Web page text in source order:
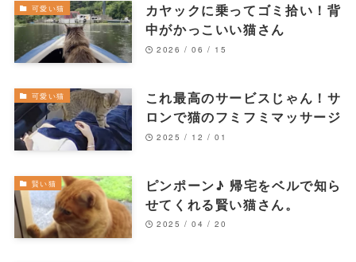
可愛い猫
カヤックに乗ってゴミ拾い！背
中がかっこいい猫さん
2026 / 06 / 15
可愛い猫
これ最高のサービスじゃん！サ
ロンで猫のフミフミマッサージ
2025 / 12 / 01
賢い猫
ピンポーン♪ 帰宅をベルで知ら
せてくれる賢い猫さん。
2025 / 04 / 20